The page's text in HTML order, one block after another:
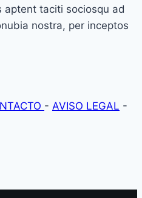
aptent taciti sociosqu ad
nostra, per inceptos
- AVISO LEGAL -